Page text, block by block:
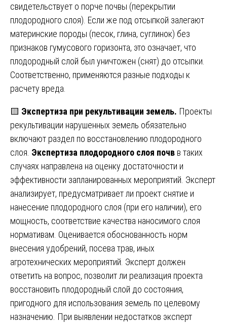
свидетельствует о порче почвы (перекрытии
плодородного слоя). Если же под отсыпкой залегают
материнские породы (песок, глина, суглинок) без
признаков гумусового горизонта, это означает, что
плодородный слой был уничтожен (снят) до отсыпки.
Соответственно, применяются разные подходы к
расчету вреда.
🟨 Экспертиза при рекультивации земель. Проекты
рекультивации нарушенных земель обязательно
включают раздел по восстановлению плодородного
слоя. Экспертиза плодородного слоя почв в таких
случаях направлена на оценку достаточности и
эффективности запланированных мероприятий. Эксперт
анализирует, предусматривает ли проект снятие и
нанесение плодородного слоя (при его наличии), его
мощность, соответствие качества наносимого слоя
нормативам. Оценивается обоснованность норм
внесения удобрений, посева трав, иных
агротехнических мероприятий. Эксперт должен
ответить на вопрос, позволит ли реализация проекта
восстановить плодородный слой до состояния,
пригодного для использования земель по целевому
назначению. При выявлении недостатков эксперт